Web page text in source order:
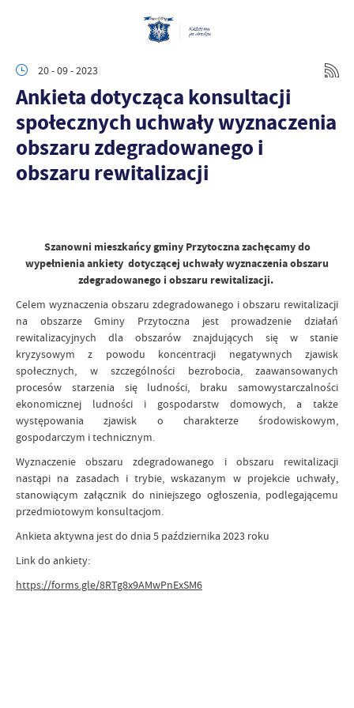
20 - 09 - 2023
Ankieta dotycząca konsultacji
społecznych uchwały wyznaczenia
obszaru zdegradowanego i
obszaru rewitalizacji
Szanowni mieszkańcy gminy Przytoczna zachęcamy do
wypełnienia ankiety dotyczącej uchwały wyznaczenia obszaru
zdegradowanego i obszaru rewitalizacji.
Celem wyznaczenia obszaru zdegradowanego i obszaru rewitalizacji
na obszarze Gminy Przytoczna jest prowadzenie działań
rewitalizacyjnych dla obszarów znajdujących się w stanie
kryzysowym z powodu koncentracji negatywnych zjawisk
społecznych, w szczególności bezrobocia, zaawansowanych
procesów starzenia się ludności, braku samowystarczalności
ekonomicznej ludności i gospodarstw domowych, a także
występowania zjawisk o charakterze środowiskowym,
gospodarczym i technicznym.
Wyznaczenie obszaru zdegradowanego i obszaru rewitalizacji
nastąpi na zasadach i trybie, wskazanym w projekcie uchwały,
stanowiącym załącznik do niniejszego ogłoszenia, podlegającemu
przedmiotowym konsultacjom.
Ankieta aktywna jest do dnia 5 października 2023 roku
Link do ankiety:
https://forms.gle/8RTg8x9AMwPnExSM6